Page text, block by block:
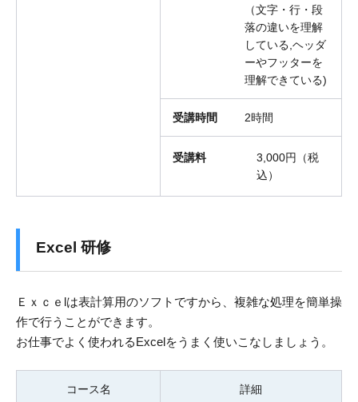
（文字・行・段
落の違いを理解
している,ヘッダ
ーやフッターを
理解できている)
受講時間 2時間
受講料
3,000円（税
込）
Excel 研修
Ｅｘｃｅlは表計算用のソフトですから、複雑な処理を簡単操
作で行うことができます。
お仕事でよく使われるExcelをうまく使いこなしましょう。
コース名 詳細